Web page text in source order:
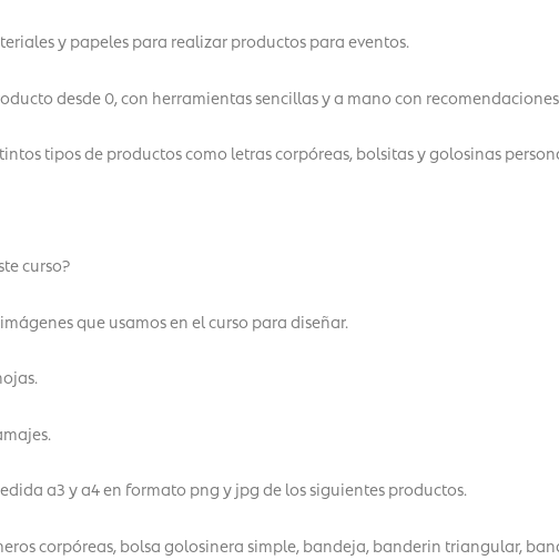
y papeles para realizar productos para eventos.
desde 0, con herramientas sencillas y a mano con
tipos de productos como letras corpóreas, bolsitas y golosinas
curso?
que usamos en el curso para diseñar.
a3 y a4 en formato png y jpg de los siguientes productos.
corpóreas, bolsa golosinera simple, bandeja, banderin triangular,